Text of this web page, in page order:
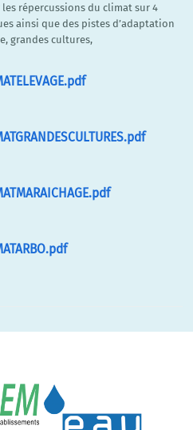
répercussions du climat sur 4
ainsi que des pistes d’adaptation
grandes cultures,